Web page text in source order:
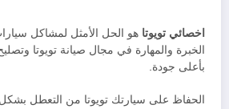
اخصائي تويوتا هو الحل الأمثل لمشاكل
الخبرة والمهارة في مجال صيانة تويوتا
بأعلى جودة.
الحفاظ على سيارتك تويوتا من التعطل